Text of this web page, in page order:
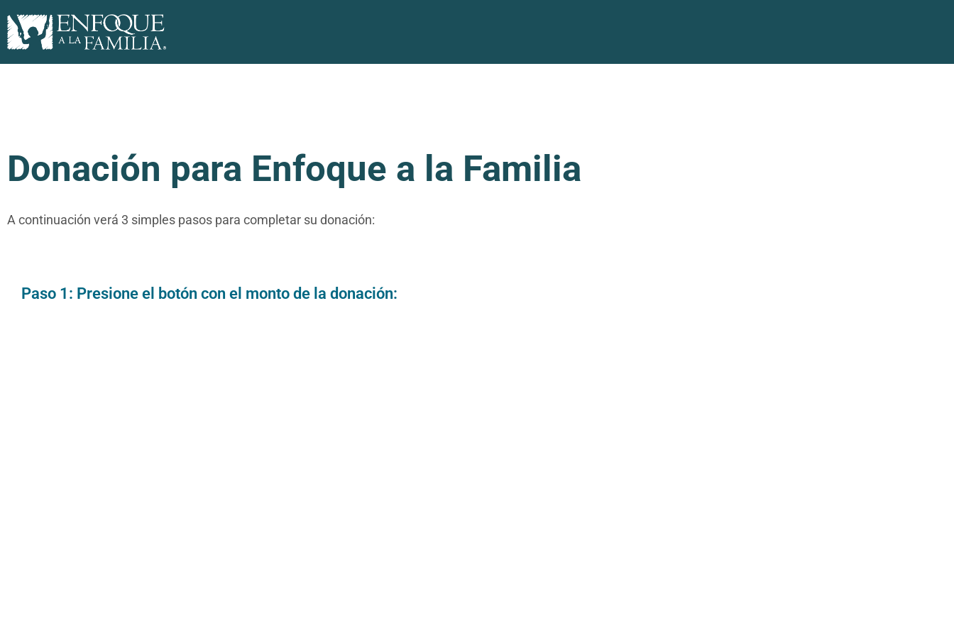
Donación para Enfoque a la Familia
A continuación verá 3 simples pasos para completar su donación:
Paso 1: Presione el botón con el monto de la donación: